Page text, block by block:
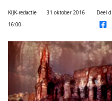
KIJK-redactie
31 oktober 2016
16:00
Deel